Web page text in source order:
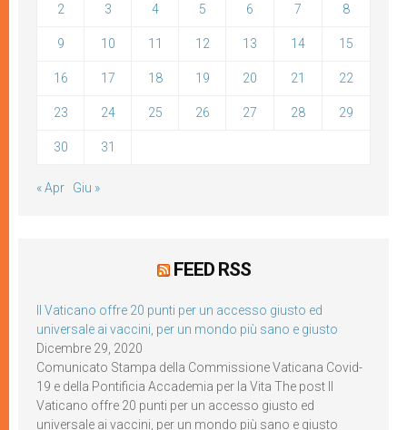
2 3 4 5 6 7 8
9 10 11 12 13 14 15
16 17 18 19 20 21 22
23 24 25 26 27 28 29
30 31
« Apr Giu »
FEED RSS
Il Vaticano offre 20 punti per un accesso giusto ed
universale ai vaccini, per un mondo più sano e giusto
Dicembre 29, 2020
Comunicato Stampa della Commissione Vaticana Covid-
19 e della Pontificia Accademia per la Vita The post Il
Vaticano offre 20 punti per un accesso giusto ed
universale ai vaccini, per un mondo più sano e giusto